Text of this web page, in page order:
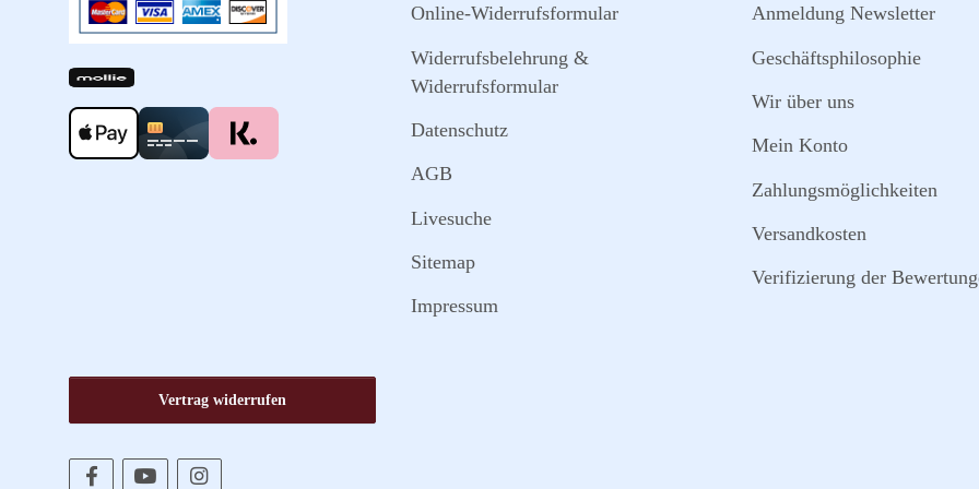
Online-Widerrufsformular
Widerrufsbelehrung &
Widerrufsformular
Datenschutz
AGB
Livesuche
Sitemap
Impressum
Anmeldung Newsletter
Geschäftsphilosophie
Wir über uns
Mein Konto
Zahlungsmöglichkeiten
Versandkosten
Verifizierung der
Vertrag widerrufen